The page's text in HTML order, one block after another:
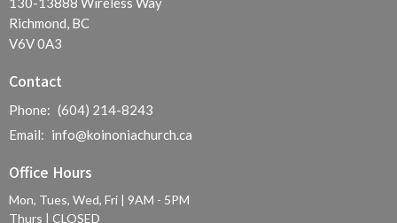
Richmond, BC
V6V 0A3
Contact
Phone: (604) 214-8243
Email: info@koinoniachurch.ca
Office Hours
Mon, Tues, Wed, Fri | 9AM - 5PM
Thurs | CLOSED